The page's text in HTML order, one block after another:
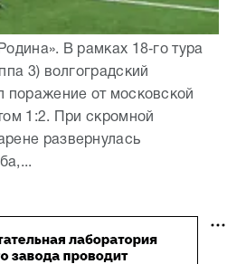
В рамках 18‑го тура
3) волгоградский
поражение от московской
1:2. При скромной
развернулась